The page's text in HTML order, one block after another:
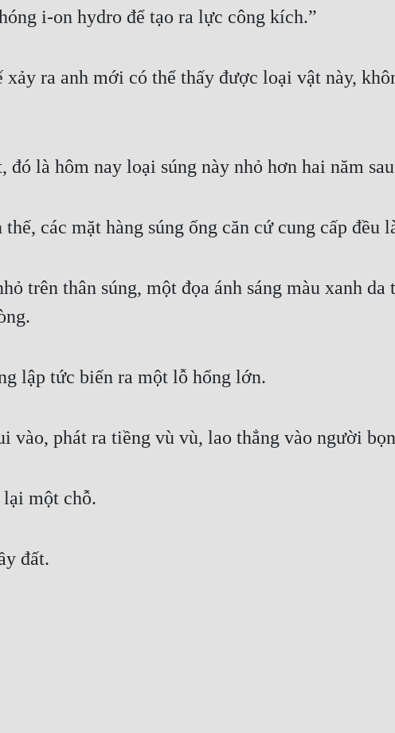
i-on hydro để tạo ra lực công kích.”
ra anh mới có thể thấy được loại vật này,
là hôm nay loại súng này nhỏ hơn hai năm
các mặt hàng súng ống căn cứ cung cấp đều
trên thân súng, một đọa ánh sáng màu xanh
lập tức biến ra một lỗ hổng lớn.
vào, phát ra tiềng vù vù, lao thẳng vào người
một chỗ.
đất.